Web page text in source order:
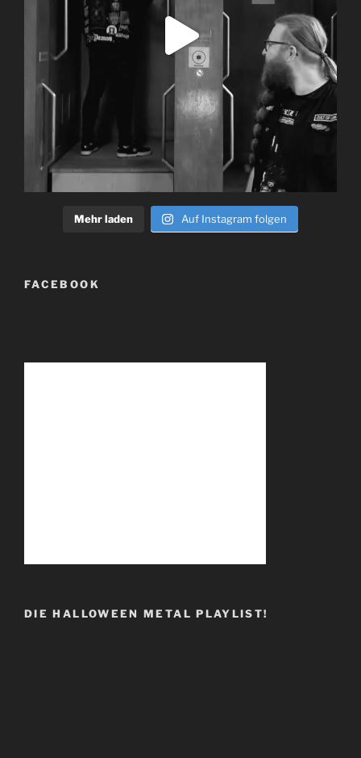
Mehr laden Auf Instagram folgen
FACEBOOK
DIE HALLOWEEN METAL PLAYLIST!